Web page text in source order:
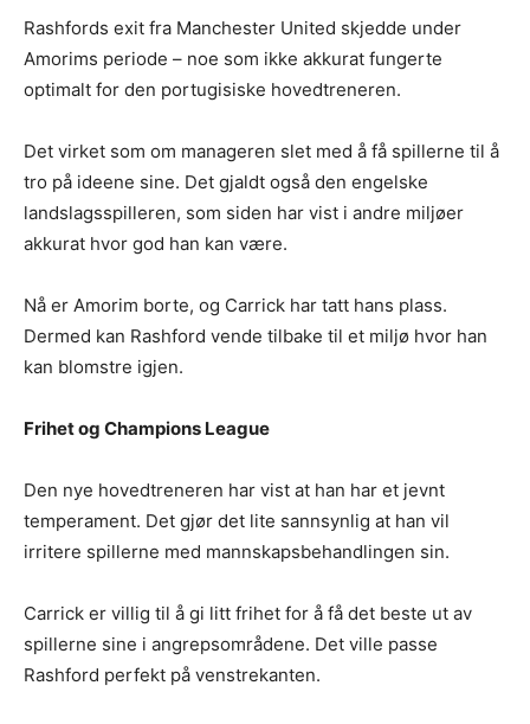
Rashfords exit fra Manchester United skjedde under
Amorims periode – noe som ikke akkurat fungerte
optimalt for den portugisiske hovedtreneren.
Det virket som om manageren slet med å få spillerne til å
tro på ideene sine. Det gjaldt også den engelske
landslagsspilleren, som siden har vist i andre miljøer
akkurat hvor god han kan være.
Nå er Amorim borte, og Carrick har tatt hans plass.
Dermed kan Rashford vende tilbake til et miljø hvor han
kan blomstre igjen.
Frihet og Champions League
Den nye hovedtreneren har vist at han har et jevnt
temperament. Det gjør det lite sannsynlig at han vil
irritere spillerne med mannskapsbehandlingen sin.
Carrick er villig til å gi litt frihet for å få det beste ut av
spillerne sine i angrepsområdene. Det ville passe
Rashford perfekt på venstrekanten.